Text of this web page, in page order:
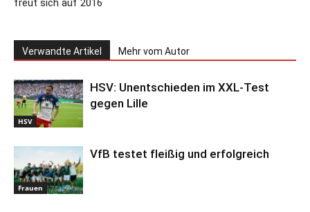
freut sich auf 2016
Verwandte Artikel Mehr vom Autor
HSV
HSV: Unentschieden im XXL-Test
gegen Lille
Frauen
VfB testet fleißig und erfolgreich